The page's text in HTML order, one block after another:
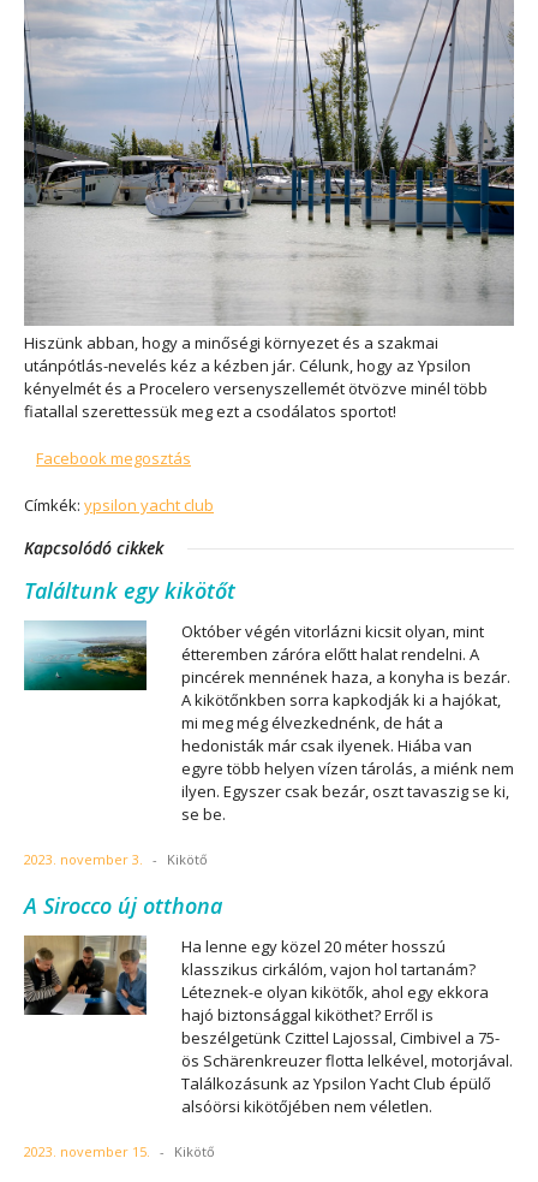
Hiszünk abban, hogy a minőségi környezet és a szakmai
utánpótlás-nevelés kéz a kézben jár. Célunk, hogy az Ypsilon
kényelmét és a Procelero versenyszellemét ötvözve minél több
fiatallal szerettessük meg ezt a csodálatos sportot!
Facebook megosztás
Címkék: ypsilon yacht club
Kapcsolódó cikkek
Találtunk egy kikötőt
Október végén vitorlázni kicsit olyan, mint
étteremben záróra előtt halat rendelni. A
pincérek mennének haza, a konyha is bezár.
A kikötőnkben sorra kapkodják ki a hajókat,
mi meg még élvezkednénk, de hát a
hedonisták már csak ilyenek. Hiába van
egyre több helyen vízen tárolás, a miénk nem
ilyen. Egyszer csak bezár, oszt tavaszig se ki,
se be.
2023. november 3. - Kikötő
A Sirocco új otthona
Ha lenne egy közel 20 méter hosszú
klasszikus cirkálóm, vajon hol tartanám?
Léteznek-e olyan kikötők, ahol egy ekkora
hajó biztonsággal kiköthet? Erről is
beszélgetünk Czittel Lajossal, Cimbivel a 75-
ös Schärenkreuzer flotta lelkével, motorjával.
Találkozásunk az Ypsilon Yacht Club épülő
alsóörsi kikötőjében nem véletlen.
2023. november 15. - Kikötő